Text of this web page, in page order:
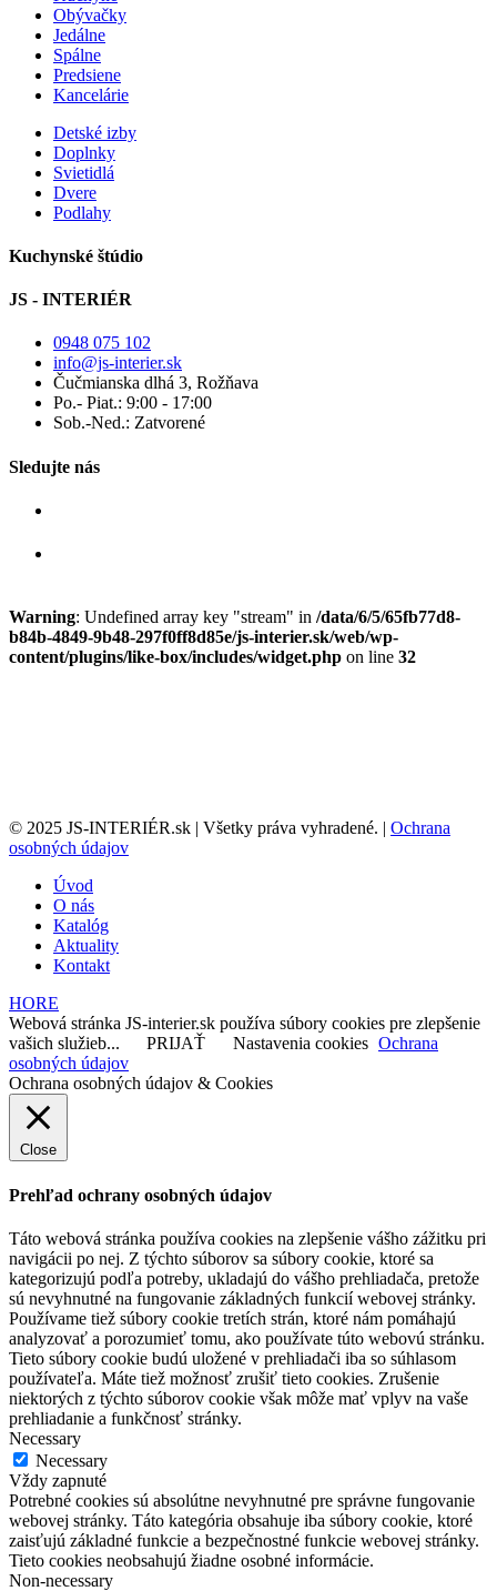
Obývačky
Jedálne
Spálne
Predsiene
Kancelárie
Detské izby
Doplnky
Svietidlá
Dvere
Podlahy
Kuchynské štúdio
JS - INTERIÉR
0948 075 102
info@js-interier.sk
Čučmianska dlhá 3, Rožňava
Po.- Piat.: 9:00 - 17:00
Sob.-Ned.: Zatvorené
Sledujte nás
Warning: Undefined array key "stream" in /data/6/5/65fb77d8-
b84b-4849-9b48-297f0ff8d85e/js-interier.sk/web/wp-
content/plugins/like-box/includes/widget.php on line 32
© 2025 JS-INTERIÉR.sk | Všetky práva vyhradené. | Ochrana
osobných údajov
Úvod
O nás
Katalóg
Aktuality
Kontakt
HORE
Webová stránka JS-interier.sk používa súbory cookies pre zlepšenie
vašich služieb...
PRIJAŤ Nastavenia cookies Ochrana
osobných údajov
Ochrana osobných údajov & Cookies
Close
Prehľad ochrany osobných údajov
Táto webová stránka používa cookies na zlepšenie vášho zážitku pri
navigácii po nej. Z týchto súborov sa súbory cookie, ktoré sa
kategorizujú podľa potreby, ukladajú do vášho prehliadača, pretože
sú nevyhnutné na fungovanie základných funkcií webovej stránky.
Používame tiež súbory cookie tretích strán, ktoré nám pomáhajú
analyzovať a porozumieť tomu, ako používate túto webovú stránku.
Tieto súbory cookie budú uložené v prehliadači iba so súhlasom
používateľa. Máte tiež možnosť zrušiť tieto cookies. Zrušenie
niektorých z týchto súborov cookie však môže mať vplyv na vaše
prehliadanie a funkčnosť stránky.
Necessary
Necessary
Vždy zapnuté
Potrebné cookies sú absolútne nevyhnutné pre správne fungovanie
webovej stránky. Táto kategória obsahuje iba súbory cookie, ktoré
zaisťujú základné funkcie a bezpečnostné funkcie webovej stránky.
Tieto cookies neobsahujú žiadne osobné informácie.
Non-necessary